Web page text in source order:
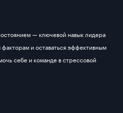
— ключевой навык лидера
и оставаться эффективным
себе и команде в стрессовой